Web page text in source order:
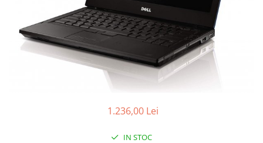
1.236,00 Lei
IN STOC